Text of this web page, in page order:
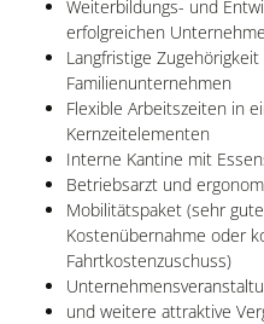
Weiterbildungs- und
erfolgreichen
Langfristige
Familienunternehmen
Flexible Arbeitszeiten in
Kernzeitelementen
Interne Kantine mit
Betriebsarzt und
Mobilitätspaket (sehr
Kostenübernahme oder
Fahrtkostenzuschuss)
und weitere attraktive